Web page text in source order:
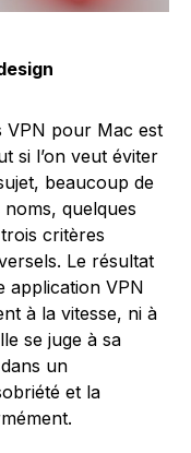
VPN pour Mac est
si l’on veut éviter
beaucoup de
noms, quelques
critères
Le résultat
application VPN
à la vitesse, ni à
se juge à sa
un
et la